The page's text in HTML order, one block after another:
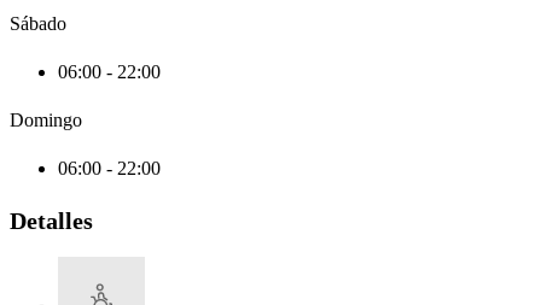
Sábado
06:00 - 22:00
Domingo
06:00 - 22:00
Detalles